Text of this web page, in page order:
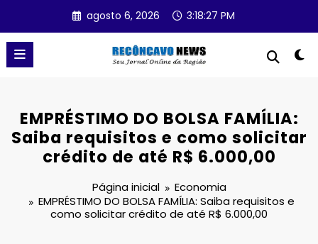
o
conteúdo
agosto 6, 2026 3:18:27 PM
EMPRÉSTIMO DO BOLSA FAMÍLIA:
Saiba requisitos e como solicitar
crédito de até R$ 6.000,00
Página inicial
Economia
EMPRÉSTIMO DO BOLSA FAMÍLIA: Saiba requisitos e
como solicitar crédito de até R$ 6.000,00